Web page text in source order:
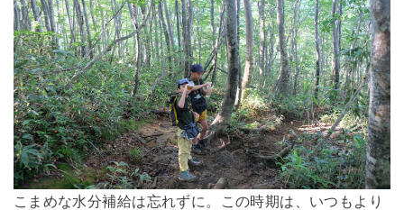
こまめな水分補給は忘れずに。この時期は、いつもより